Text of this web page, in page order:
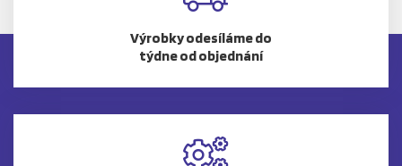
Výrobky odesíláme do
týdne od objednání